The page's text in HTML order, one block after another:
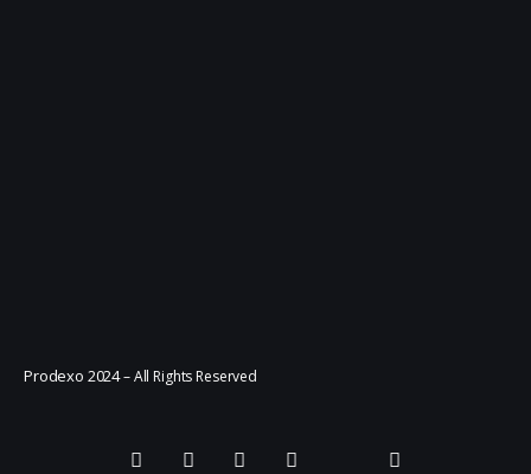
Prodexo 2024– All Rights Reserved